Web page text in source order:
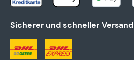
Sicherer und schneller Versand